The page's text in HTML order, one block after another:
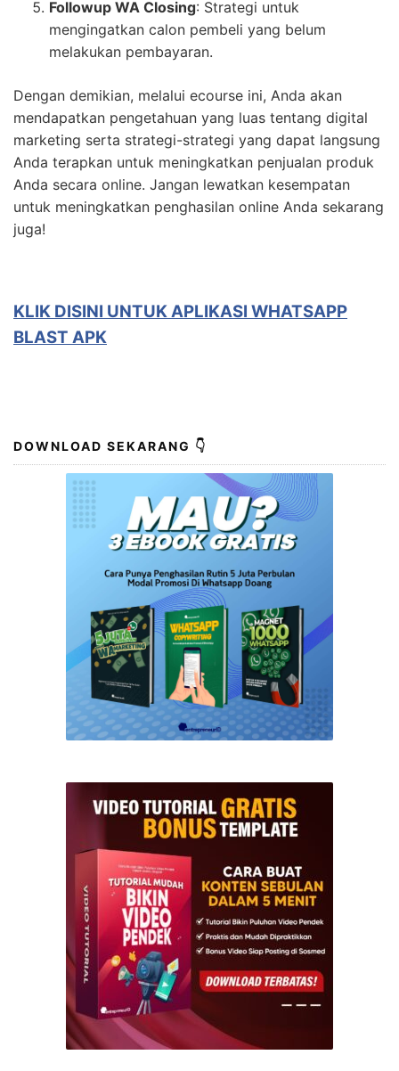
Followup WA Closing: Strategi untuk
mengingatkan calon pembeli yang belum
melakukan pembayaran.
Dengan demikian, melalui ecourse ini, Anda akan
mendapatkan pengetahuan yang luas tentang digital
marketing serta strategi-strategi yang dapat langsung
Anda terapkan untuk meningkatkan penjualan produk
Anda secara online. Jangan lewatkan kesempatan
untuk meningkatkan penghasilan online Anda sekarang
juga!
KLIK DISINI UNTUK APLIKASI WHATSAPP
BLAST APK
DOWNLOAD SEKARANG 👇